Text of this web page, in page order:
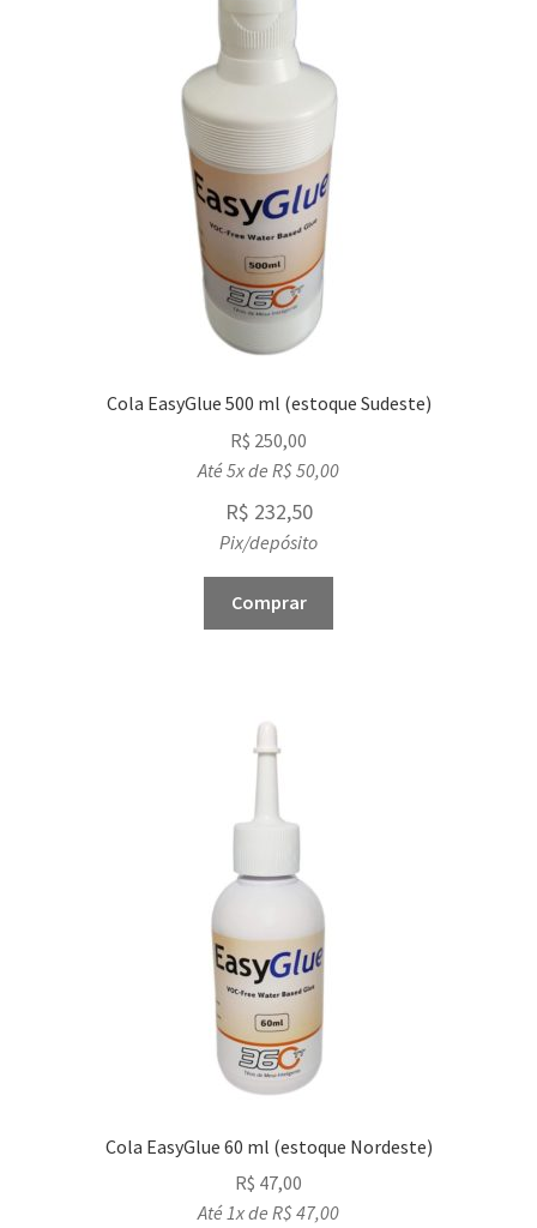
Cola EasyGlue 500 ml (estoque Sudeste)
R$ 250,00
Até 5x de R$50,00
R$ 232,50
Pix/depósito
Comprar
Cola EasyGlue 60 ml (estoque Nordeste)
R$ 47,00
Até 1x de R$47,00